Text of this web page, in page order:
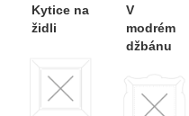
Kytice na
židli
V
modrém
džbánu